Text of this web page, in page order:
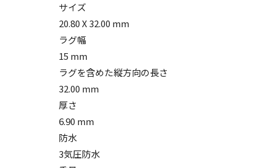
サイズ
20.80 X 32.00 mm
ラグ幅
15 mm
ラグを含めた縦方向の長さ
32.00 mm
厚さ
6.90 mm
防水
3気圧防水